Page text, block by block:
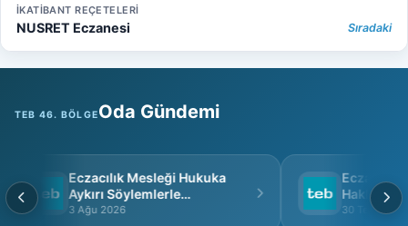
İKATİBANT REÇETELERİ
NUSRET Eczanesi Sıradaki
TEB 46. BÖLGEOda Gündemi
Eczacılık Mesleği Hukuka
Aykırı Söylemlerle
İtibarsızlaştırılamaz
3 Ağu 2026
Eczacı
Hakkında
30 Tem 2026